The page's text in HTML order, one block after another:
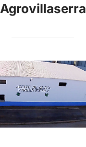
Agrovillaserra